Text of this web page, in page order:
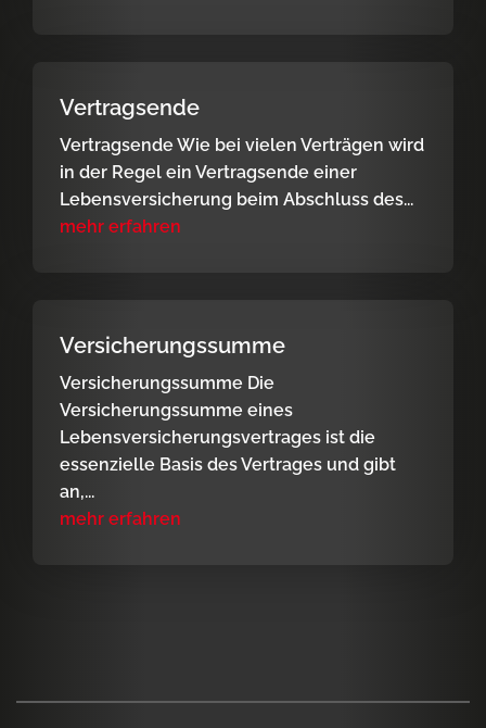
Vertragsende
Vertragsende Wie bei vielen Verträgen wird
in der Regel ein Vertragsende einer
Lebensversicherung beim Abschluss des...
mehr erfahren
Versicherungssumme
Versicherungssumme Die
Versicherungssumme eines
Lebensversicherungsvertrages ist die
essenzielle Basis des Vertrages und gibt
an,...
mehr erfahren